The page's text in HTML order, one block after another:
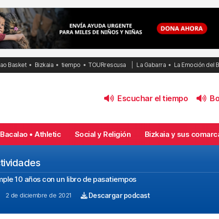
Basket Bizkaia tiempo TOURrescusa La Gabarra La Emoción del
Escuchar el tiempo
Bacalao • Athletic Social y Religión Bizkaia y sus
10 años con un libro de pasatiempos
2 de diciembre de 2021 Descargar podcast